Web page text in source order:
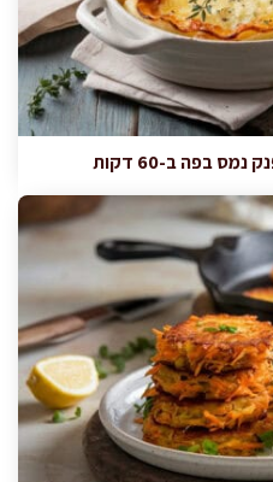
בפה ב-60 דקות